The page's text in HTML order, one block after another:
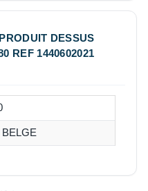
DESSUS
REF 1440602021